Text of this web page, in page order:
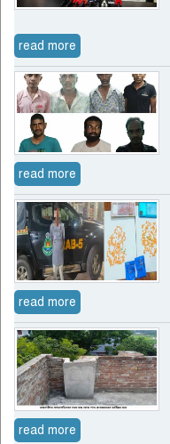
read more
read more
read more
read more